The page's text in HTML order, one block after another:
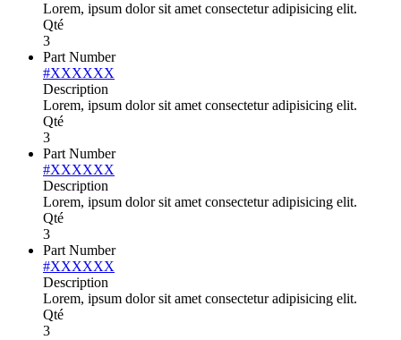
Lorem, ipsum dolor sit amet consectetur adipisicing elit.
Qté
3
Part Number
#XXXXXX
Description
Lorem, ipsum dolor sit amet consectetur adipisicing elit.
Qté
3
Part Number
#XXXXXX
Description
Lorem, ipsum dolor sit amet consectetur adipisicing elit.
Qté
3
Part Number
#XXXXXX
Description
Lorem, ipsum dolor sit amet consectetur adipisicing elit.
Qté
3